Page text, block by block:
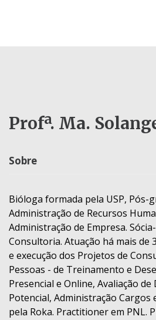
Profª. Ma.
Sobre
Bióloga formada pela USP, Pós-
Administração de Recursos
Administração de Empresa.
Consultoria. Atuação há mais de
e execução dos Projetos de
Pessoas - de Treinamento e
Presencial e Online, Avaliação
Potencial, Administração Cargos
pela Roka. Practitioner em PNL.